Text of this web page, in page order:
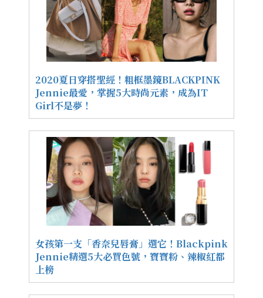
2020夏日穿搭聖經！粗框墨鏡BLACKPINK
Jennie最愛，掌握5大時尚元素，成為IT
Girl不是夢！
女孩第一支「香奈兒唇膏」選它！Blackpink
Jennie精選5大必買色號，寶寶粉、辣椒紅都
上榜